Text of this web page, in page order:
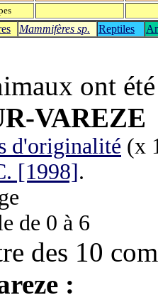
Mammifères sp. Reptiles
ont
VAREZE
d'originalité (x
[1998].
de 0 à 6
des 10
: